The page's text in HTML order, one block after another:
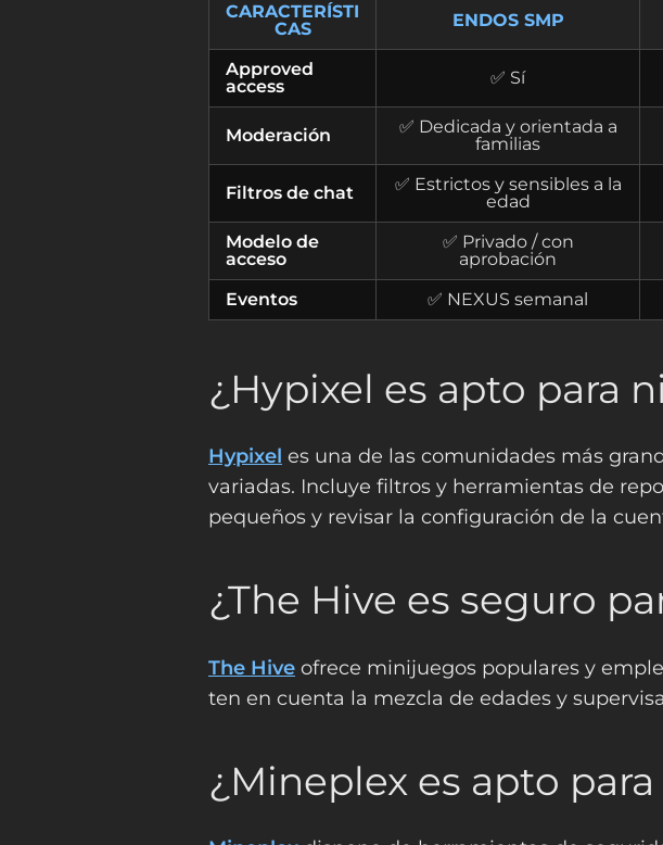
CARACTERÍSTI
CAS
ENDOS SMP
Approved
access
✅ Sí
Moderación
✅ Dedicada y orientada a
familias
Filtros de chat
✅ Estrictos y sensibles a la
edad
Modelo de
acceso
✅ Privado / con
aprobación
Eventos ✅ NEXUS semanal
¿Hypixel es apto para
Hypixel es una de las comunidades más
variadas. Incluye filtros y herramientas de
pequeños y revisar la configuración de la
¿The Hive es seguro
The Hive ofrece minijuegos populares y
ten en cuenta la mezcla de edades y
¿Mineplex es apto